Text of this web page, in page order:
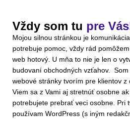
Vždy som tu pre
Mojou silnou stránkou je
potrebuje pomoc, vždy rád
web hotový. U mňa to nie je len o
budovaní obchodných vzťahov.
webové stránky tvorím pre klientov z
Viem sa z Vami aj stretnúť osobne
potrebujete prebrať veci osobne. Pri
používam WordPress (s iným